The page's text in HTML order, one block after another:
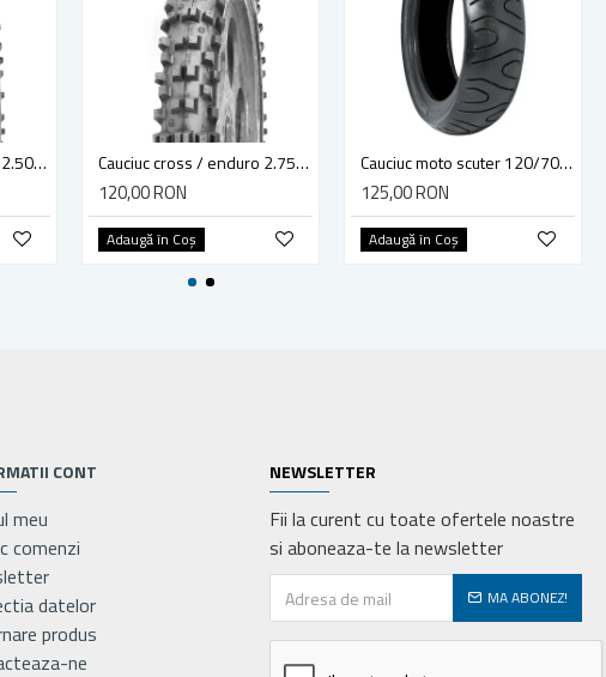
Camera roata motocultor 4.00-12 Camera roata motocultor 4.50-12
20,00 RON
Adaugă în Coş
Cauciuc cross / enduro 2.50-10 Deli Tire SB-114, F80A78 Cauciuc cross / enduro 2.75-10 Deli Tire SB-114
120,00 RON
Adaugă în Coş
Cauciuc moto scuter 120/70-12 Deli Tire SC106, G042K8
125,00 RON
Adaugă în Coş
CONT
meu
comenzi
datelor
produs
ne
NEWSLETTER
Fii la curent cu toate ofertele noastre
si aboneaza-te la newsletter
MA ABONEZ!